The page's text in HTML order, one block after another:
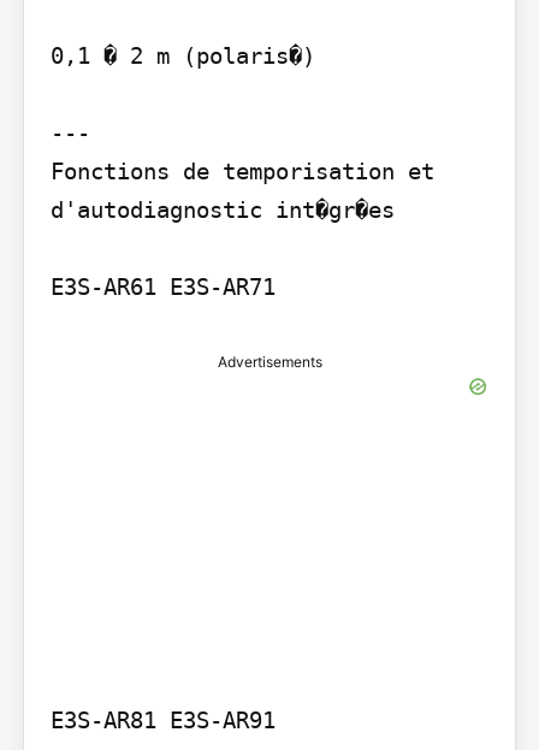
0,1 � 2 m (polaris�)
---
Fonctions de temporisation et
d'autodiagnostic int�gr�es
E3S-AR61 E3S-AR71
Advertisements
E3S-AR81 E3S-AR91